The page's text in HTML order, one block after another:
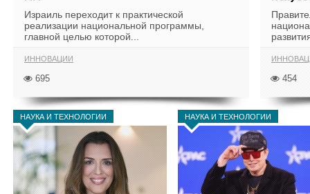
Израиль переходит к практической
реализации национальной программы,
главной целью которой...
ИННОВАЦИИ
695 454
НАУКА И ТЕХНОЛОГИИ НАУКА И ТЕХНОЛОГИИ